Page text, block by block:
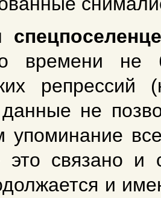
времени не
не
это связано и
и